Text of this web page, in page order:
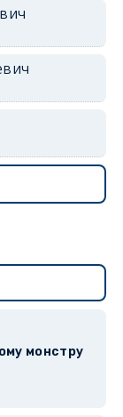
монстру